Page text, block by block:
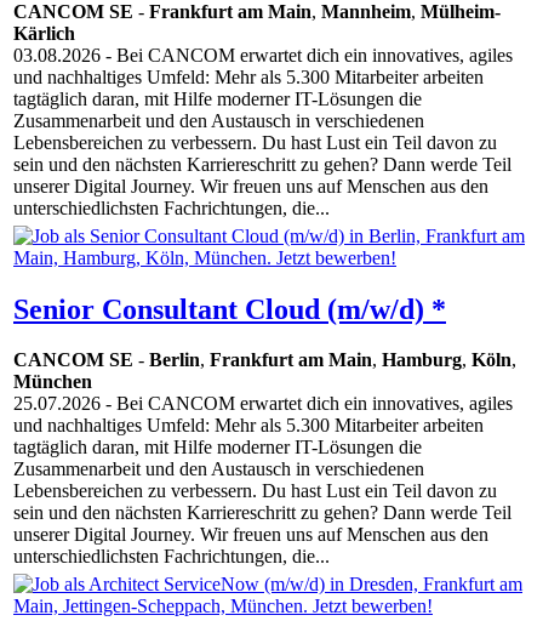
CANCOM SE - Frankfurt am Main, Mannheim, Mülheim-
Kärlich
03.08.2026 - Bei CANCOM erwartet dich ein innovatives, agiles
und nachhaltiges Umfeld: Mehr als 5.300 Mitarbeiter arbeiten
tagtäglich daran, mit Hilfe moderner IT-Lösungen die
Zusammenarbeit und den Austausch in verschiedenen
Lebensbereichen zu verbessern. Du hast Lust ein Teil davon zu
sein und den nächsten Karriereschritt zu gehen? Dann werde Teil
unserer Digital Journey. Wir freuen uns auf Menschen aus den
unterschiedlichsten Fachrichtungen, die...
Senior Consultant Cloud (m/w/d) *
CANCOM SE - Berlin, Frankfurt am Main, Hamburg, Köln,
München
25.07.2026 - Bei CANCOM erwartet dich ein innovatives, agiles
und nachhaltiges Umfeld: Mehr als 5.300 Mitarbeiter arbeiten
tagtäglich daran, mit Hilfe moderner IT-Lösungen die
Zusammenarbeit und den Austausch in verschiedenen
Lebensbereichen zu verbessern. Du hast Lust ein Teil davon zu
sein und den nächsten Karriereschritt zu gehen? Dann werde Teil
unserer Digital Journey. Wir freuen uns auf Menschen aus den
unterschiedlichsten Fachrichtungen, die...